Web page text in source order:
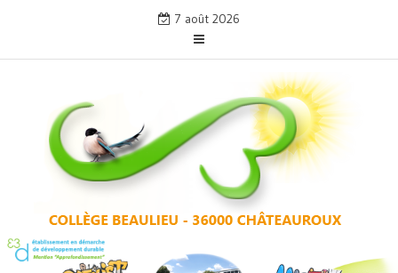
content
7 août 2026
COLLÈGE BEAULIEU –
CHÂTEAUROUX